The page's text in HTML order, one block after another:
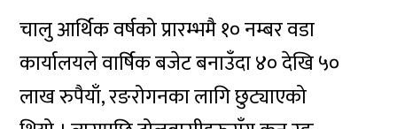
चालु आर्थिक वर्षको प्रारम्भमै १० नम्बर वडा
कार्यालयले वार्षिक बजेट बनाउँदा ४० देखि ५०
लाख रुपैयाँ, रङरोगनका लागि छुट्याएको